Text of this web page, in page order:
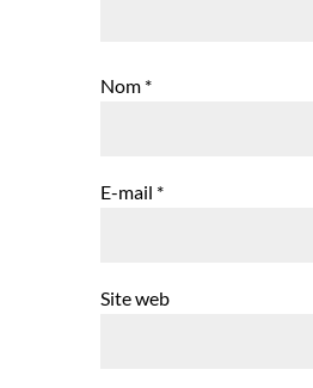
Nom *
E-mail *
Site web